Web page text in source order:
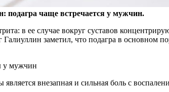
подагра чаще встречается у мужчин.
в ее случае вокруг суставов
заметил, что подагра в основном
у мужчин
является внезапная и сильная боль с